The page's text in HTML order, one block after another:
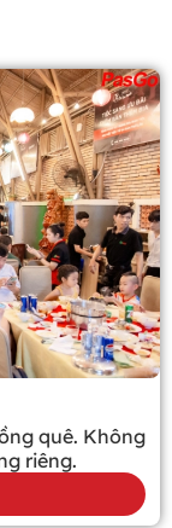
quê. Không
riêng.